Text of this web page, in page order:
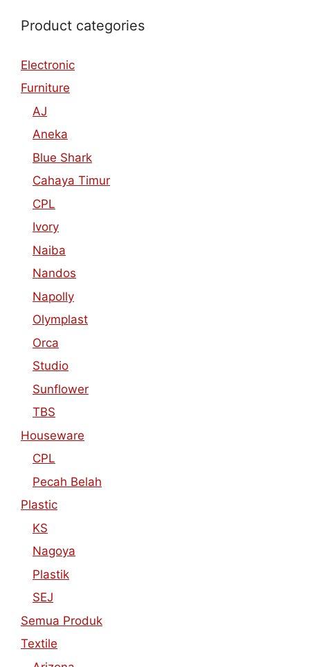
Product categories
Electronic
Furniture
AJ
Aneka
Blue Shark
Cahaya Timur
CPL
Ivory
Naiba
Nandos
Napolly
Olymplast
Orca
Studio
Sunflower
TBS
Houseware
CPL
Pecah Belah
Plastic
KS
Nagoya
Plastik
SEJ
Semua Produk
Textile